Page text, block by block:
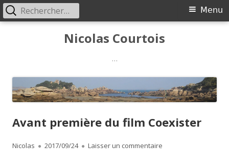
Nicolas Courtois
…
Menu
Menu
Rechercher :
Avant première du film Coexister
Auteur
Nicolas
Publié
2017/09/24 Laisser un commentaire